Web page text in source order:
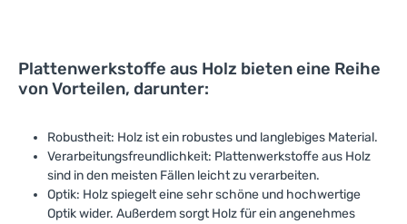
Plattenwerkstoffe aus Holz bieten eine Reihe
von Vorteilen, darunter:
Robustheit: Holz ist ein robustes und langlebiges Material.
Verarbeitungsfreundlichkeit: Plattenwerkstoffe aus Holz
sind in den meisten Fällen leicht zu verarbeiten.
Optik: Holz spiegelt eine sehr schöne und hochwertige
Optik wider. Außerdem sorgt Holz für ein angenehmes